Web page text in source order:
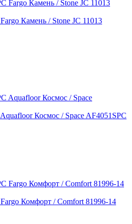
Камень / Stone JC 11013
Космос / Space AF4051SPC
Комфорт / Comfort 81996-14